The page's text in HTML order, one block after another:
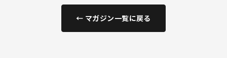
← マガジン一覧に戻る